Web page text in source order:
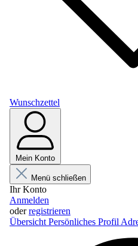
Wunschzettel
Mein Konto
Menü schließen
Ihr Konto
Anmelden
oderregistrieren
Übersicht Persönliches Profil